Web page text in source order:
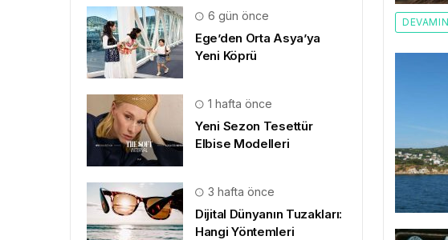
6 gün önce
Ege’den Orta Asya’ya
Yeni Köprü
1 hafta önce
Yeni Sezon Tesettür
Elbise Modelleri
3 hafta önce
Dijital Dünyanın Tuzakları:
Hangi Yöntemleri